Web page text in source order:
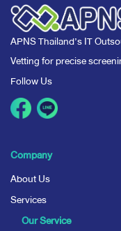
APNS Thailand’s IT
Vetting for precise
Follow Us
Company
About Us
Services
Our Service